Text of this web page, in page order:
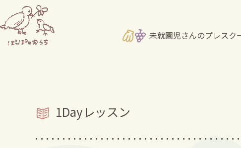
未就園児さんのプレスク
1Dayレッスン